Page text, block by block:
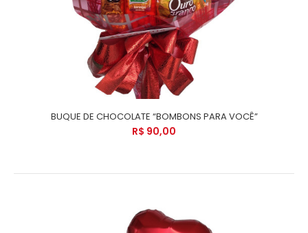
BUQUE DE CHOCOLATE “BOMBONS PARA VOCÊ”
R$ 90,00